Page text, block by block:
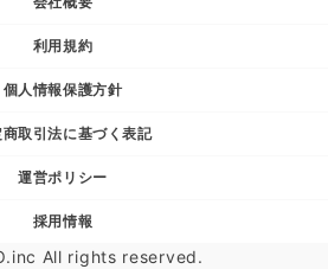
利用規約
個人情報保護方針
取引法に基づく表記
運営ポリシー
採用情報
All rights reserved.